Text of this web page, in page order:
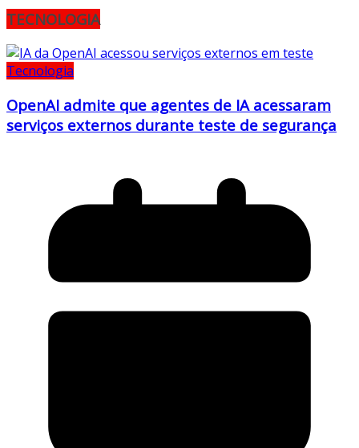
TECNOLOGIA
Tecnologia
OpenAI admite que agentes de IA acessaram
serviços externos durante teste de segurança